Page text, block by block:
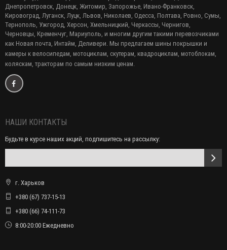
Днепропетровск, Донецк, Житомир, Запорожье, Ивано-Франковск,
Кировоград, Луганск, Луцк, Львов, Николаев, Одесса, Полтава, Ровно, Сумы,
Тернополь, Ужгород, Херсон, Хмельницкий, Черкассы, Чернигов,
Черновцы, Кременчуг, Мариуполь, и многим другим такими перевозчиками
как Новая почта, Интайм, Деливери. Мы предлагаем шины покрышки и
камеры к велосипедам, мотоциклам, скутерам, квадроциклам, мотоблокам,
коляскам, тракторам по самым низким ценам.
НАШИ КОНТАКТЫ
Будьте в курсе наших акций, подпишитесь на рассылку:
г. Харьков
+380 (67) 737-15-13
+380 (66) 74-111-73
8:00-20:00 Ежедневно